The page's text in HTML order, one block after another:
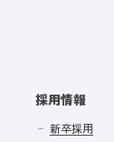
採用情報
新卒採用